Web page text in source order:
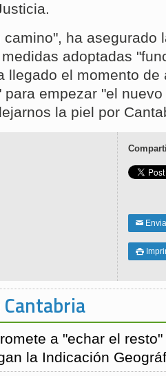
camino", ha asegurado
adoptadas
llegado el momento
empezar "el
la piel por
✉

a "echar el
la Indicación